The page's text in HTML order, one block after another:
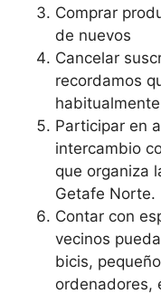
Comprar
de nuevos
Cancelar
recordamos
habitualmente
Participar en
intercambio
que organiza
Getafe Norte.
Contar con
vecinos
bicis,
ordenadores,